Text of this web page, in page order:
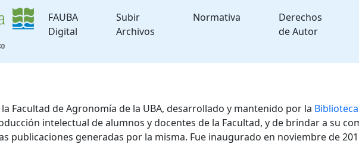
FAUBA
Digital
Subir
Archivos
Normativa
Derechos
de Autor
Facultad de Agronomía de la UBA, desarrollado y mantenido por la
intelectual de alumnos y docentes de la Facultad, y de brindar a su
generadas por la misma. Fue inaugurado en noviembre de